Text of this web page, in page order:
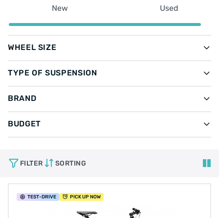
New Used
WHEEL SIZE
TYPE OF SUSPENSION
BRAND
BUDGET
FILTER SORTING
TEST-DRIVE PICK UP NOW